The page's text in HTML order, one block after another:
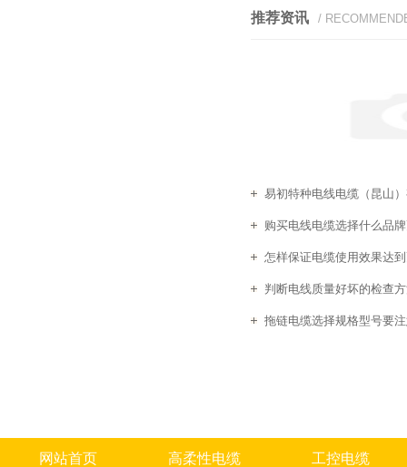
推荐资讯 /
易初特种电线电缆（昆山
购买电线电缆选择什么品
怎样保证电缆使用效果达
判断电线质量好坏的检查
拖链电缆选择规格型号要
网站首页 高柔性电缆 工控电缆